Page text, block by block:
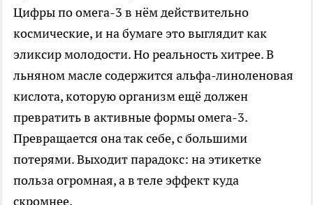
Цифры по омега-3 в нём действительно
космические, и на бумаге это выглядит как
эликсир молодости. Но реальность хитрее. В
льняном масле содержится альфа-линоленовая
кислота, которую организм ещё должен
превратить в активные формы омега-3.
Превращается она так себе, с большими
потерями. Выходит парадокс: на этикетке
польза огромная, а в теле эффект куда
скромнее.